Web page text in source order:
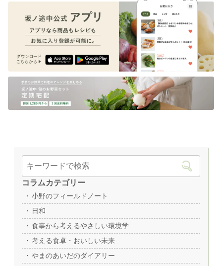
コラムカテゴリー
小野のフィールドノート
日和
食事から考えるやさしい環境学
考える食卓・おいしい未来
やまのあいだのダイアリー